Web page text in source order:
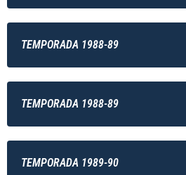
TEMPORADA 1988-89
TEMPORADA 1988-89
TEMPORADA 1989-90